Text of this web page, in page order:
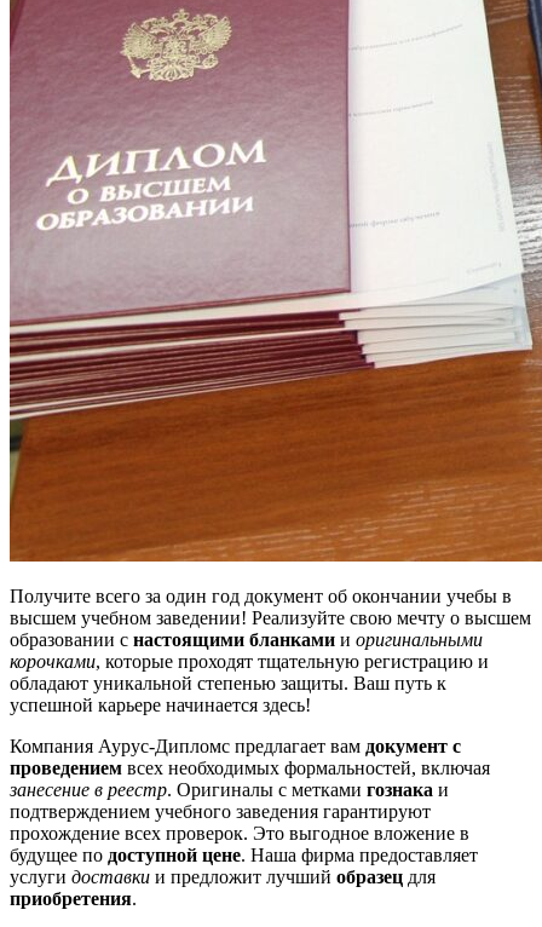
Получите всего за один год документ об окончании учебы в
высшем учебном заведении! Реализуйте свою мечту о высшем
образовании с настоящими бланками и оригинальными
корочками, которые проходят тщательную регистрацию и
обладают уникальной степенью защиты. Ваш путь к
успешной карьере начинается здесь!
Компания Аурус-Дипломс предлагает вам документ с
проведением всех необходимых формальностей, включая
занесение в реестр. Оригиналы с метками гознака и
подтверждением учебного заведения гарантируют
прохождение всех проверок. Это выгодное вложение в
будущее по доступной цене. Наша фирма предоставляет
услуги доставки и предложит лучший образец для
приобретения.